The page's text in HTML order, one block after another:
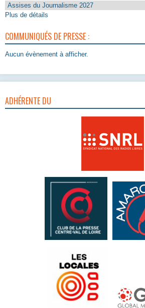
Assises du Journalisme 2027
Plus de détails
COMMUNIQUÉS DE PRESSE :
Aucun évènement à afficher.
ADHÉRENTE DU